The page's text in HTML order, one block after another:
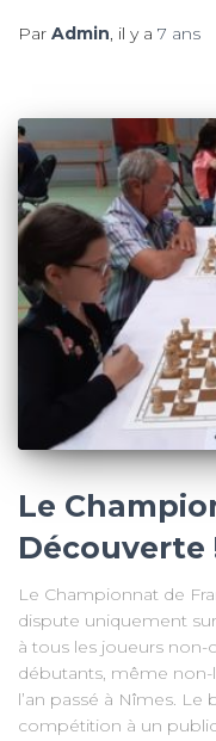
Par Admin, il y a 7 ans
Le
Découverte
Le Championnat de
dispute uniquement
à tous les joueurs non-
débutants, même
l’an passé à Nîmes. Le
compétition à un